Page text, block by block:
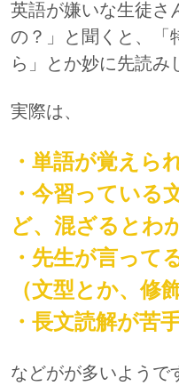
英語が嫌いな生徒さ
の？」と聞くと、「
ら」とか妙に先読み
実際は、
・単語が覚えら
・今習っている
ど、混ざるとわ
・先生が言って
（文型とか、修
・長文読解が苦
などがが多いようで